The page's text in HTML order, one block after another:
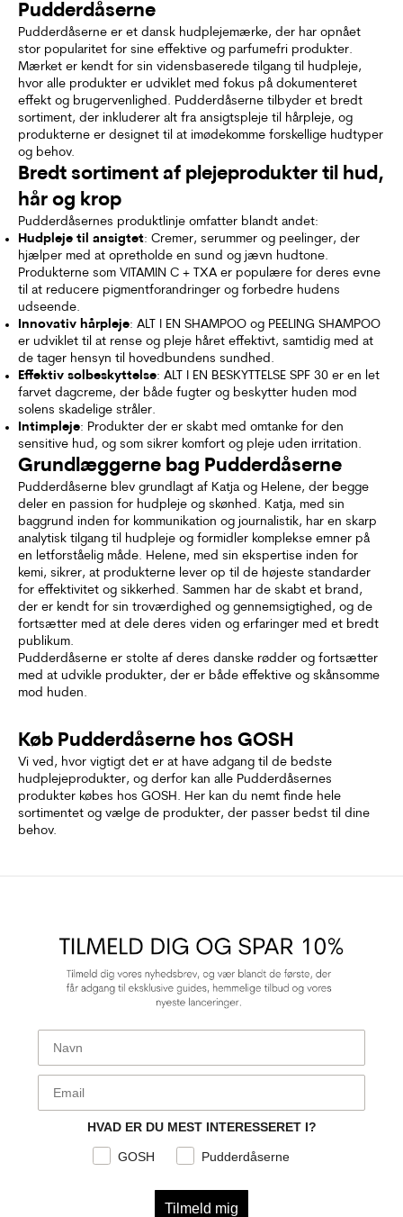
Pudderdåserne
Pudderdåserne er et dansk hudplejemærke, der har opnået
stor popularitet for sine effektive og parfumefri produkter.
Mærket er kendt for sin vidensbaserede tilgang til hudpleje,
hvor alle produkter er udviklet med fokus på dokumenteret
effekt og brugervenlighed. Pudderdåserne tilbyder et bredt
sortiment, der inkluderer alt fra ansigtspleje til hårpleje, og
produkterne er designet til at imødekomme forskellige hudtyper
og behov.
Bredt sortiment af plejeprodukter til hud,
hår og krop
Pudderdåsernes produktlinje omfatter blandt andet:
Hudpleje til ansigtet: Cremer, serummer og peelinger, der
hjælper med at opretholde en sund og jævn hudtone.
Produkterne som VITAMIN C + TXA er populære for deres evne
til at reducere pigmentforandringer og forbedre hudens
udseende.
Innovativ hårpleje: ALT I EN SHAMPOO og PEELING SHAMPOO
er udviklet til at rense og pleje håret effektivt, samtidig med at
de tager hensyn til hovedbundens sundhed.
Effektiv solbeskyttelse: ALT I EN BESKYTTELSE SPF 30 er en let
farvet dagcreme, der både fugter og beskytter huden mod
solens skadelige stråler.
Intimpleje: Produkter der er skabt med omtanke for den
sensitive hud, og som sikrer komfort og pleje uden irritation.
Grundlæggerne bag Pudderdåserne
Pudderdåserne blev grundlagt af Katja og Helene, der begge
deler en passion for hudpleje og skønhed. Katja, med sin
baggrund inden for kommunikation og journalistik, har en skarp
analytisk tilgang til hudpleje og formidler komplekse emner på
en letforståelig måde. Helene, med sin ekspertise inden for
kemi, sikrer, at produkterne lever op til de højeste standarder
for effektivitet og sikkerhed. Sammen har de skabt et brand,
der er kendt for sin troværdighed og gennemsigtighed, og de
fortsætter med at dele deres viden og erfaringer med et bredt
publikum.
Pudderdåserne er stolte af deres danske rødder og fortsætter
med at udvikle produkter, der er både effektive og skånsomme
mod huden.
Køb Pudderdåserne hos GOSH
Vi ved, hvor vigtigt det er at have adgang til de bedste
hudplejeprodukter, og derfor kan alle Pudderdåsernes
produkter købes hos GOSH. Her kan du nemt finde hele
sortimentet og vælge de produkter, der passer bedst til dine
behov.
First Name
E-mail
HVAD ER DU MEST INTERESSERET I?
GOSH Pudderdåserne
Tilmeld mig